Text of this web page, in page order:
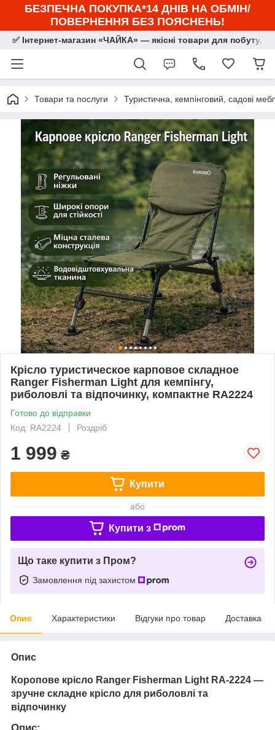
БЕЗПЕЧНА ПОКУПКА*14 ДНІВ НА ОБМІН/
ПОВЕРНЕННЯ БЕЗ ПОЯСНЕНЬ!
✅ Інтернет-магазин «ЧАЙКА» — якісні товари для побуту,
Товари та послуги Туристична, кемпінговий, садові
Крісло туристическое карповое складное
Ranger Fisherman Light для кемпінгу,
риболовлі та відпочинку, компактне RA2224
Готово до відправки
Код: RA2224
Роздріб
1 999 ₴
Купити
або
Купити з
Що таке купити з Пром?
Замовлення під захистом
Опис Характеристики Відгуки про товар Доставка
Опис
Коропове крісло Ranger Fisherman Light RA-2224 —
зручне складне крісло для риболовлі та
відпочинку